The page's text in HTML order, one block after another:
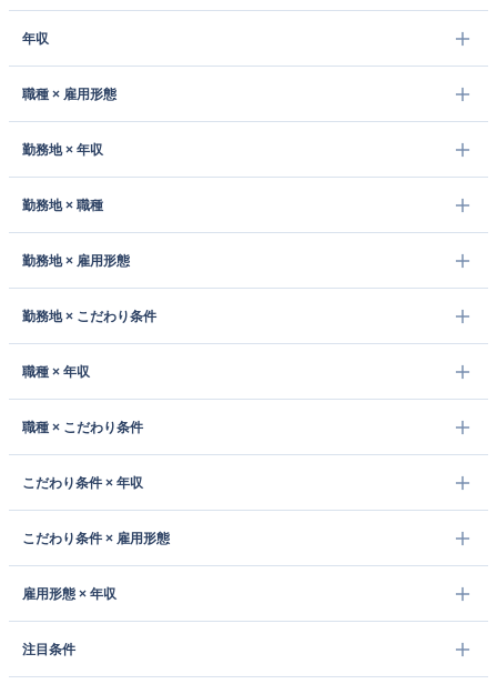
年収
職種 × 雇用形態
勤務地 × 年収
勤務地 × 職種
勤務地 × 雇用形態
勤務地 × こだわり条件
職種 × 年収
職種 × こだわり条件
こだわり条件 × 年収
こだわり条件 × 雇用形態
雇用形態 × 年収
注目条件